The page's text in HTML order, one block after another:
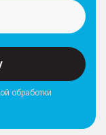
обработки